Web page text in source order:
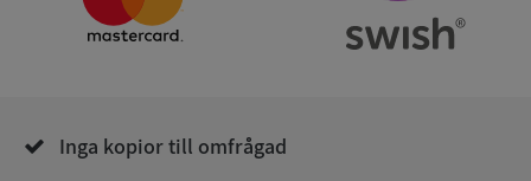
Inga kopior till omfrågad
__RequestVerificationToken
Corporation
de.syna.se